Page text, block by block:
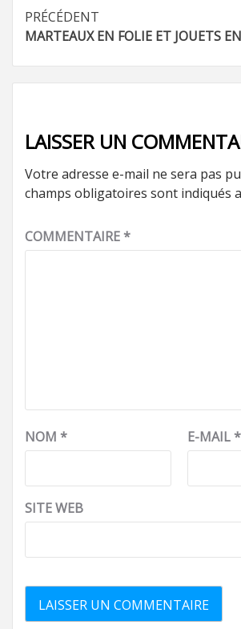
Navigation
d’article
PRÉCÉDENT
MARTEAUX EN FOLIE ET JOUETS
LAISSER UN
Votre adresse e-mail ne sera pas
champs obligatoires sont indiqués
COMMENTAIRE*
NOM * E-MAIL*
SITE WEB